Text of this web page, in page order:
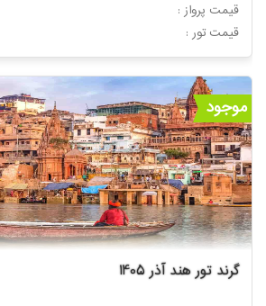
قیمت پرواز :
: قیمت تور
موجود
گرند تور هند آذر 1405